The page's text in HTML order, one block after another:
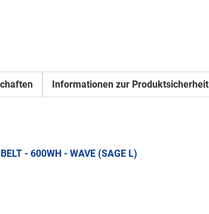
Informationen zur Produktsicherheit
- 600WH - WAVE (SAGE L)